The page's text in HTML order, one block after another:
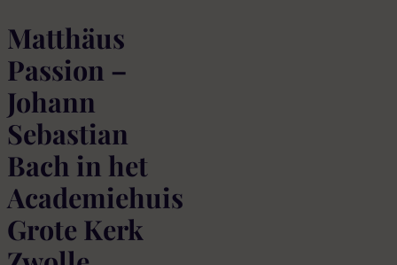
Matthäus
Passion –
Johann
Sebastian
Bach in het
Academiehuis
Grote Kerk